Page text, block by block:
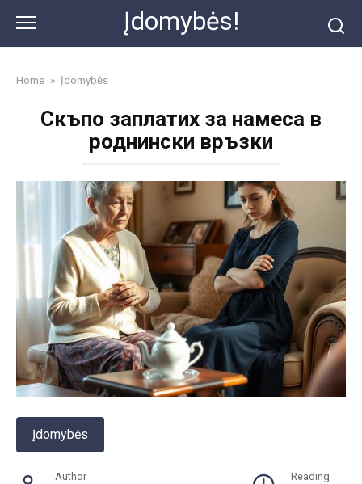
content
Įdomybės!
Home » Įdomybės
Скъпо заплатих за намеса в
роднински връзки
Įdomybės
Author Reading